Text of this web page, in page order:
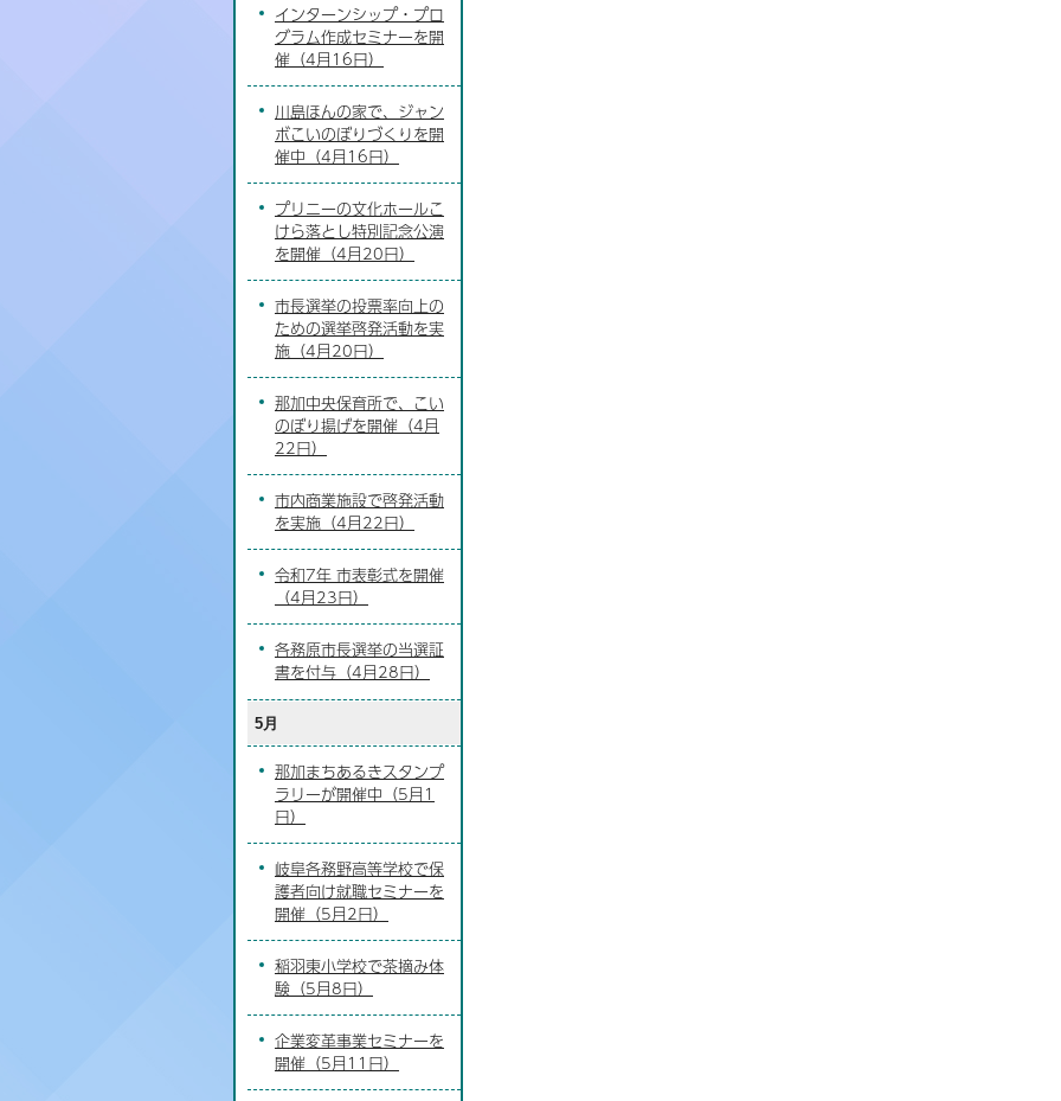
インターンシップ・プロ
グラム作成セミナーを開
催（4月16日）
川島ほんの家で、ジャン
ボこいのぼりづくりを開
催中（4月16日）
プリニーの文化ホールこ
けら落とし特別記念公演
を開催（4月20日）
市長選挙の投票率向上の
ための選挙啓発活動を実
施（4月20日）
那加中央保育所で、こい
のぼり揚げを開催（4月
22日）
市内商業施設で啓発活動
を実施（4月22日）
令和7年 市表彰式を開催
（4月23日）
各務原市長選挙の当選証
書を付与（4月28日）
5月
那加まちあるきスタンプ
ラリーが開催中（5月1
日）
岐阜各務野高等学校で保
護者向け就職セミナーを
開催（5月2日）
稲羽東小学校で茶摘み体
験（5月8日）
企業変革事業セミナーを
開催（5月11日）